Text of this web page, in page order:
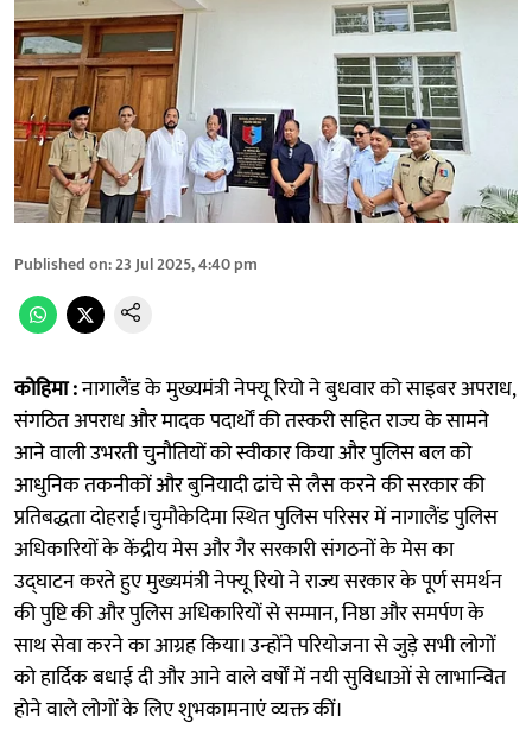
Published on:23 Jul 2025, 4:40 pm
कोहिमा :नागालैंड के मुख्यमंत्री नेफ्यू रियो ने बुधवार को साइबर अपराध,
संगठित अपराध और मादक पदार्थों की तस्करी सहित राज्य के सामने
आने वाली उभरती चुनौतियों को स्वीकार किया और पुलिस बल को
आधुनिक तकनीकों और बुनियादी ढांचे से लैस करने की सरकार की
प्रतिबद्धता दोहराई।चुमौकेदिमा स्थित पुलिस परिसर में नागालैंड पुलिस
अधिकारियों के केंद्रीय मेस और गैर सरकारी संगठनों के मेस का
उद्घाटन करते हुए मुख्यमंत्री नेफ्यू रियो ने राज्य सरकार के पूर्ण समर्थन
की पुष्टि की और पुलिस अधिकारियों से सम्मान, निष्ठा और समर्पण के
साथ सेवा करने का आग्रह किया। उन्होंने परियोजना से जुड़े सभी लोगों
को हार्दिक बधाई दी और आने वाले वर्षों में नयी सुविधाओं से लाभान्वित
होने वाले लोगों के लिए शुभकामनाएं व्यक्त कीं।